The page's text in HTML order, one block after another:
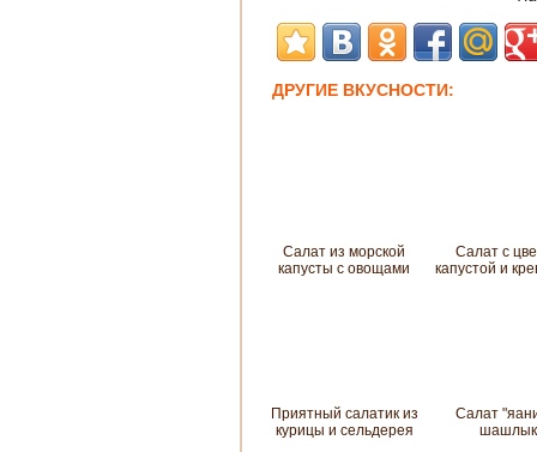
ДРУГИЕ ВКУСНОСТИ:
Салат из морской
капусты с овощами
Салат с
капустой и
Приятный салатик из
курицы и сельдерея
Салат